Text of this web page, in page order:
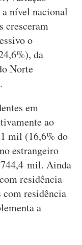
nível nacional
cresceram
o
da
Norte
em
ao
mil (16,6% do
estrangeiro
744,4 mil. Ainda
residência
residência
a